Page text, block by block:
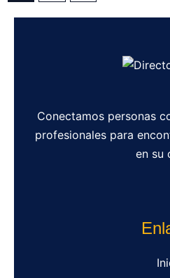
Conectamos personas
profesionales para
en su